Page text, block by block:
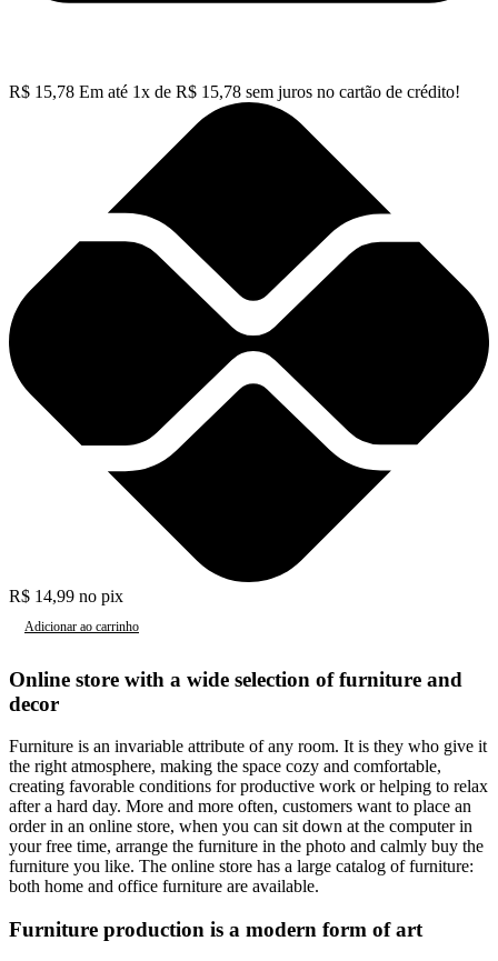
R$ 15,78 Em até 1x de R$ 15,78 sem juros no cartão de crédito!
R$ 14,99 no pix
Adicionar ao carrinho
Online store with a wide selection of furniture and
decor
Furniture is an invariable attribute of any room. It is they who give it
the right atmosphere, making the space cozy and comfortable,
creating favorable conditions for productive work or helping to relax
after a hard day. More and more often, customers want to place an
order in an online store, when you can sit down at the computer in
your free time, arrange the furniture in the photo and calmly buy the
furniture you like. The online store has a large catalog of furniture:
both home and office furniture are available.
Furniture production is a modern form of art